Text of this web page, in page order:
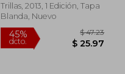
Trillas, 2013, 1 Edición, Tapa
Blanda, Nuevo